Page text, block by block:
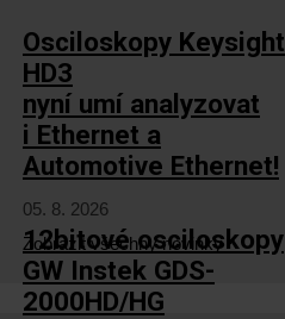
Osciloskopy Keysight
HD3
nyní umí analyzovat
i Ethernet a
Automotive Ethernet!
05. 8. 2026
12bitové osciloskopy
GW Instek GDS-
2000HD/HG
Zobrazit všechny novinky